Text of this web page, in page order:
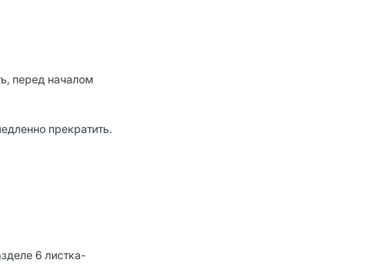
перед началом
прекратить.
6 листка-